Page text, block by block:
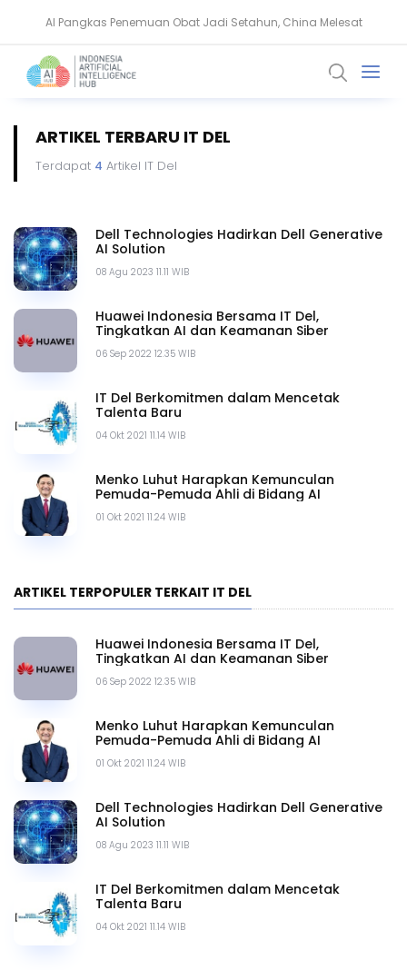
AI Pangkas Penemuan Obat Jadi Setahun, China Melesat
NVIDIA Bentuk Aliansi AI Open Source untuk Perkuat Keamanan Siber
ARTIKEL TERBARU IT DEL
Terdapat 4 Artikel IT Del
08 Agu 2023 11.11 WIB
Dell Technologies Hadirkan Dell Generative
AI Solution
06 Sep 2022 12.35 WIB
Huawei Indonesia Bersama IT Del,
Tingkatkan AI dan Keamanan Siber
04 Okt 2021 11.14 WIB
IT Del Berkomitmen dalam Mencetak
Talenta Baru
01 Okt 2021 11.24 WIB
Menko Luhut Harapkan Kemunculan
Pemuda-Pemuda Ahli di Bidang AI
ARTIKEL TERPOPULER TERKAIT IT DEL
06 Sep 2022 12.35 WIB
Huawei Indonesia Bersama IT Del,
Tingkatkan AI dan Keamanan Siber
01 Okt 2021 11.24 WIB
Menko Luhut Harapkan Kemunculan
Pemuda-Pemuda Ahli di Bidang AI
08 Agu 2023 11.11 WIB
Dell Technologies Hadirkan Dell Generative
AI Solution
04 Okt 2021 11.14 WIB
IT Del Berkomitmen dalam Mencetak
Talenta Baru